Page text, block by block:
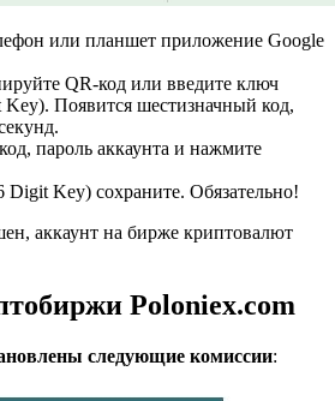
или планшет приложение Google
QR-код или введите ключ
Появится шестизначный код,
пароль аккаунта и нажмите
Key) сохраните. Обязательно!
аккаунт на бирже криптовалют
Poloniex.com
следующие комиссии: